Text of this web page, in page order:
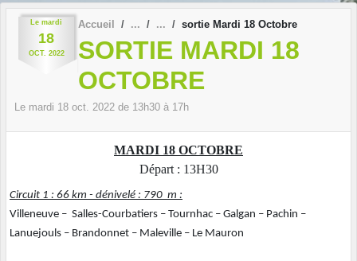
Le mardi
18
OCT. 2022
Accueil sortie Mardi 18 Octobre
SORTIE MARDI 18
OCTOBRE
Le mardi 18 oct. 2022 de 13h30 à 17h
MARDI 18 OCTOBRE
Départ : 13H30
Circuit 1 : 66 km - dénivelé : 790 m :
Villeneuve – Salles-Courbatiers – Tournhac – Galgan – Pachin –
Lanuejouls – Brandonnet – Maleville – Le Mauron